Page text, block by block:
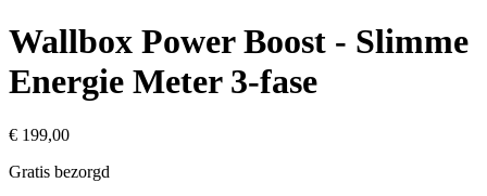
Wallbox Power Boost - Slimme
Energie Meter 3-fase
€ 199,00
Gratis bezorgd